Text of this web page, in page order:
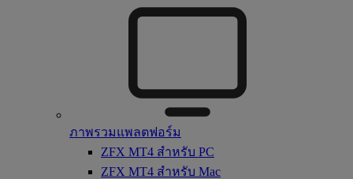
ภาพรวมแพลตฟอร์ม
ZFX MT4 สำหรับ PC
ZFX MT4 สำหรับ Mac